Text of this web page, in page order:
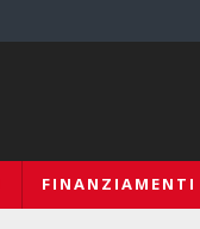
FINANZIAMENTI